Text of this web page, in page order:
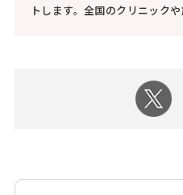
トします。全国のクリニック